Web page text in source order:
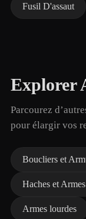
Fusil D'assaut
Explorer
Parcourez
pour élargir vos
Boucliers et
Haches et
Armes lourdes